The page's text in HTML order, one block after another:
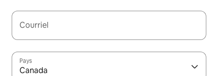
Courriel
Pays
Canada